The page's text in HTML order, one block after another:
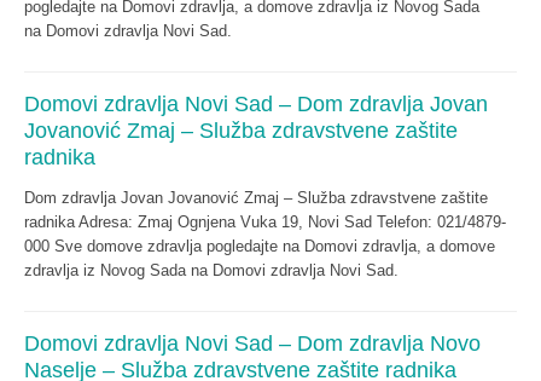
pogledajte na Domovi zdravlja, a domove zdravlja iz Novog Sada
na Domovi zdravlja Novi Sad.
Domovi zdravlja Novi Sad – Dom zdravlja Jovan
Jovanović Zmaj – Služba zdravstvene zaštite
radnika
Dom zdravlja Jovan Jovanović Zmaj – Služba zdravstvene zaštite
radnika Adresa: Zmaj Ognjena Vuka 19, Novi Sad Telefon: 021/4879-
000 Sve domove zdravlja pogledajte na Domovi zdravlja, a domove
zdravlja iz Novog Sada na Domovi zdravlja Novi Sad.
Domovi zdravlja Novi Sad – Dom zdravlja Novo
Naselje – Služba zdravstvene zaštite radnika